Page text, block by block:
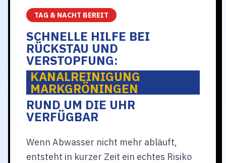
TAG & NACHT BEREIT
SCHNELLE HILFE BEI
RÜCKSTAU UND
VERSTOPFUNG:
KANALREINIGUNG
MARKGRÖNINGEN
RUND UM DIE UHR
VERFÜGBAR
Wenn Abwasser nicht mehr abläuft,
entsteht in kurzer Zeit ein echtes Risiko